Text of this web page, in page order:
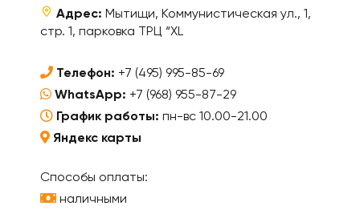
Адрес: Мытищи, Коммунистическая ул., 1,
стр. 1, парковка ТРЦ “XL
Телефон: +7 (495) 995-85-69
WhatsApp: +7 (968) 955-87-29
График работы: пн-вс 10.00-21.00
Яндекс карты
Способы оплаты:
наличными